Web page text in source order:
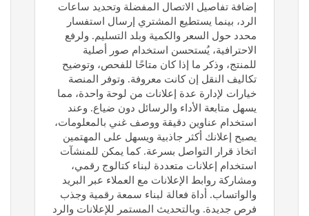
إضافة تفاصيل الاتصال المفضلة وتحديد ساعات
الرد، بينما يستطيع المشتري إرسال استفسار
محدد حول السعر والكمية وبلد التسليم. ولرفع
الاحترافية، يُستحسن استخدام صور أصلية
للمنتج، وذكر ما إذا كان متاحًا للفحص، وتوضيح
تكاليف النقل إن كانت معروفة. وتوفر المنصة
خيارات لإدارة عدة إعلانات من لوحة واحدة، مما
يسهل متابعة الأداء والرسائل دون ضياع. وعند
استخدام عناوين دقيقة ووصف غني بالمعلومات،
يصبح إعلانك أكثر جاذبية ويسهل على المهتمين
اتخاذ قرار التواصل بسرعة. كما يمكن للمنشآت
استخدام إعلانات متعددة لبناء كتالوج رقمي،
ومشاركة روابط الإعلانات مع العملاء عبر البريد
والواتساب. أداة فعالة لبناء سمعة رقمية وجذب
فرص جديدة. وبالتحديث المستمر للإعلانات والرد